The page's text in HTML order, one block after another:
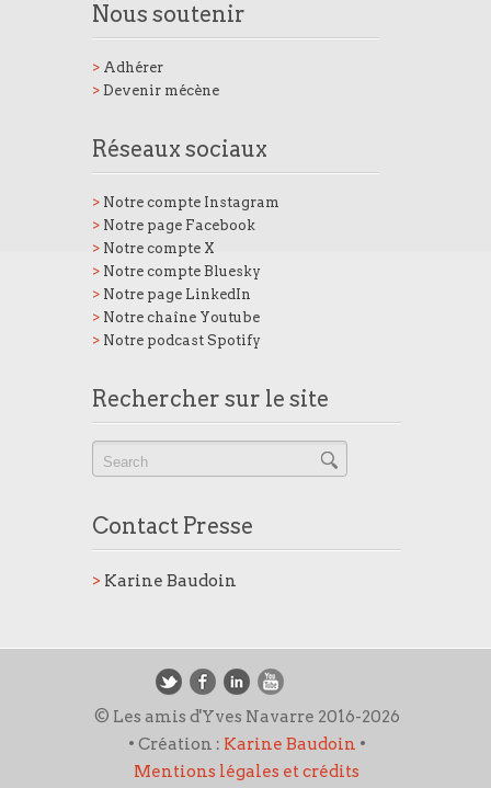
Nous soutenir
> Adhérer
> Devenir mécène
Réseaux sociaux
> Notre compte Instagram
> Notre page Facebook
> Notre compte X
> Notre compte Bluesky
> Notre page LinkedIn
> Notre chaîne Youtube
> Notre podcast Spotify
Rechercher sur le site
Contact Presse
> Karine Baudoin
© Les amis d'Yves Navarre 2016-2026
• Création : Karine Baudoin •
Mentions légales et crédits